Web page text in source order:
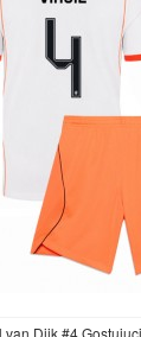
van Dijk #4